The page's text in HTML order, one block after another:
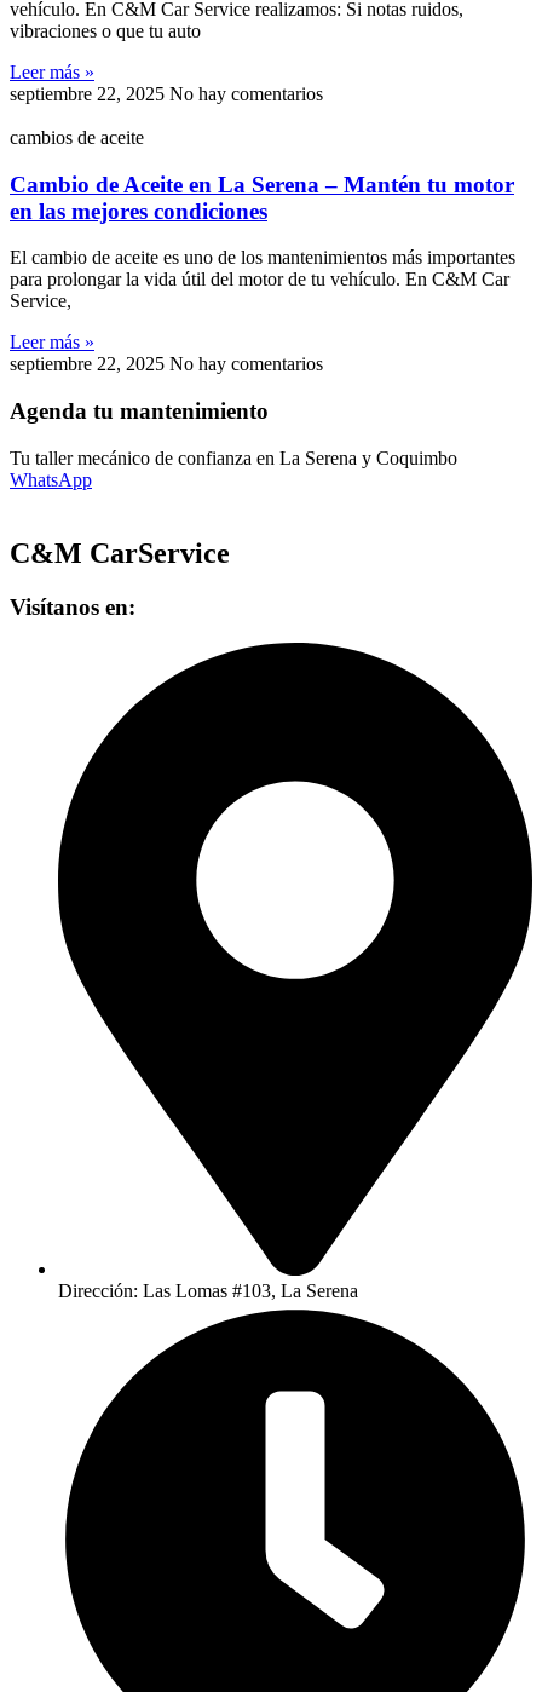
vehículo. En C&M Car Service realizamos: Si notas ruidos,
vibraciones o que tu auto
Leer más »
septiembre 22, 2025 No hay comentarios
cambios de aceite
Cambio de Aceite en La Serena – Mantén tu motor
en las mejores condiciones
El cambio de aceite es uno de los mantenimientos más importantes
para prolongar la vida útil del motor de tu vehículo. En C&M Car
Service,
Leer más »
septiembre 22, 2025 No hay comentarios
Agenda tu mantenimiento
Tu taller mecánico de confianza en La Serena y Coquimbo
WhatsApp
C&M CarService
Visítanos en:
Dirección: Las Lomas #103, La Serena